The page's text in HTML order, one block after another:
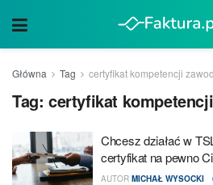
Główna Tag certyfikat kompetencji
Tag: certyfikat
Chcesz działać w
certyfikat na pewno
AUTOR MICHAŁ WYSOCKI